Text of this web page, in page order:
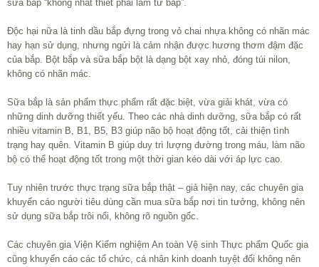
sữa bắp “không nhất thiết phải làm từ bắp”.
Độc hại nữa là tinh dầu bắp đựng trong vỏ chai nhựa không có nhãn mác
hay hạn sử dụng, nhưng ngửi là cảm nhận được hương thơm đậm đặc
của bắp. Bột bắp và sữa bắp bột là dạng bột xay nhỏ, đóng túi nilon,
không có nhãn mác.
Sữa bắp là sản phẩm thực phẩm rất đặc biệt, vừa giải khát, vừa có
những dinh dưỡng thiết yếu. Theo các nhà dinh dưỡng, sữa bắp có rất
nhiều vitamin B, B1, B5, B3 giúp não bộ hoạt động tốt, cải thiện tình
trạng hay quên. Vitamin B giúp duy trì lượng đường trong máu, làm não
bộ có thể hoạt động tốt trong một thời gian kéo dài với áp lực cao.
Tuy nhiên trước thực trạng sữa bắp thật – giả hiện nay, các chuyên gia
khuyến cáo người tiêu dùng cần mua sữa bắp nơi tin tưởng, không nên
sử dụng sữa bắp trôi nổi, không rõ nguồn gốc.
Các chuyên gia Viện Kiểm nghiệm An toàn Vệ sinh Thực phẩm Quốc gia
cũng khuyến cáo các tổ chức, cá nhân kinh doanh tuyệt đối không nên